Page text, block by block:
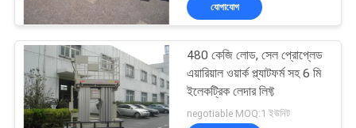
আমাদের
সম্পর্কে
কারখানা
ভ্রমণ
অ্যালুমিনিয়াম কাজ প্ল্যাটফর্ম
32
যোগাযোগ
480 কেজি লোড, সেল প্রোপ্লেড
এয়ারিয়াল ওয়ার্ক প্ল্যাটফর্ম সহ 6 মি
ইলেকট্রিক লেদার লিফ্ট
negotiable MOQ:1 ইউনিট